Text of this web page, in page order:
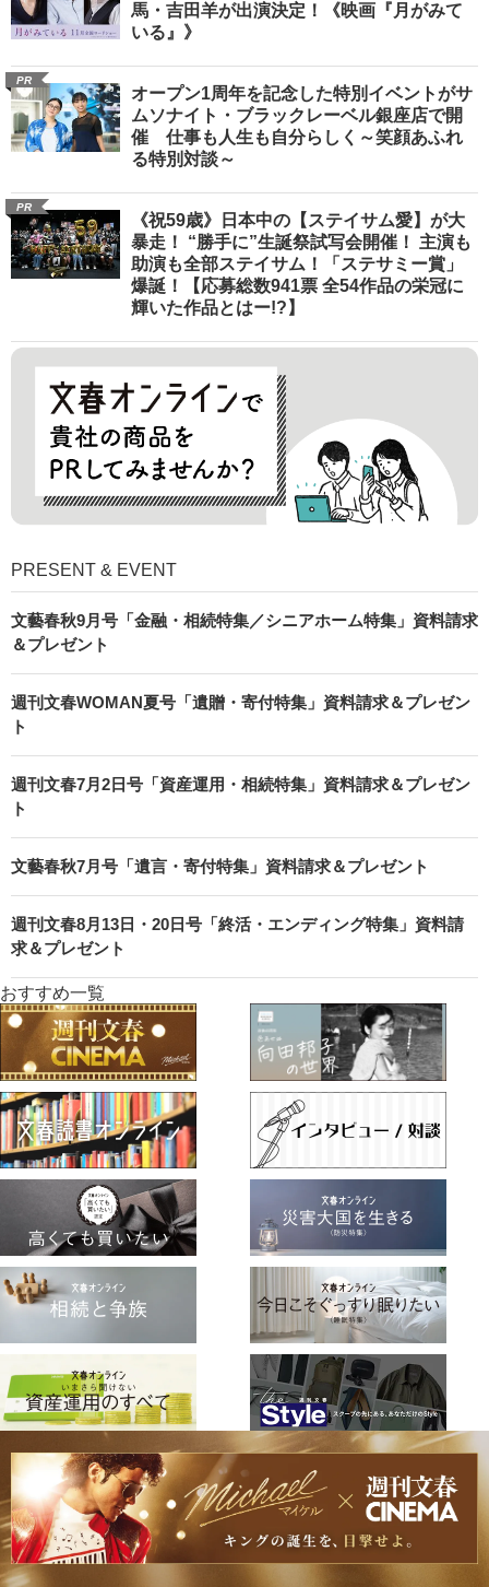
馬・吉田羊が出演決定！《映画『月がみて
いる』》
PR
オープン1周年を記念した特別イベントがサ
ムソナイト・ブラックレーベル銀座店で開
催 仕事も人生も自分らしく～笑顔あふれ
る特別対談～
PR
《祝59歳》日本中の【ステイサム愛】が大
暴走！ “勝手に”生誕祭試写会開催！ 主演も
助演も全部ステイサム！「ステサミー賞」
爆誕！【応募総数941票 全54作品の栄冠に
輝いた作品とはー!?】
PRESENT & EVENT
文藝春秋9月号「金融・相続特集／シニアホーム特集」資料請求
＆プレゼント
週刊文春WOMAN夏号「遺贈・寄付特集」資料請求＆プレゼン
ト
週刊文春7月2日号「資産運用・相続特集」資料請求＆プレゼン
ト
文藝春秋7月号「遺言・寄付特集」資料請求＆プレゼント
週刊文春8月13日・20日号「終活・エンディング特集」資料請
求＆プレゼント
おすすめ一覧